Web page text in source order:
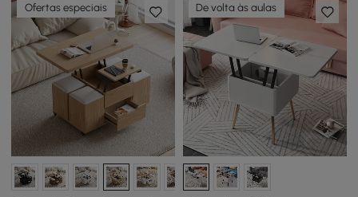
Ofertas especiais De volta às aulas